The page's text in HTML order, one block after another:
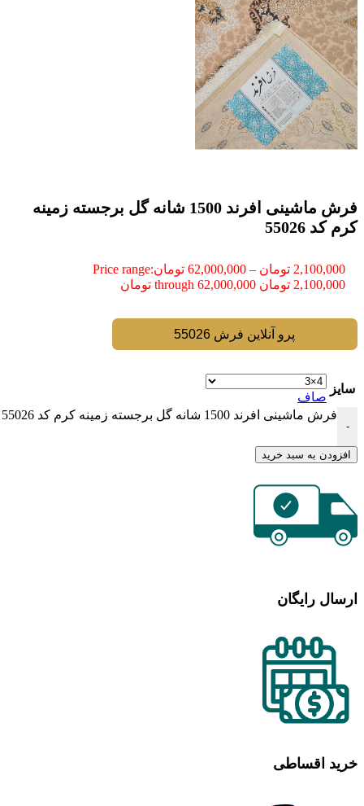
فرش ماشینی افرند 1500 شانه گل برجسته زمینه
کرم کد 55026
2,100,000 تومان –
62,000,000 تومانPrice range:
2,100,000 تومان through 62,000,000 تومان
پرو آنلاین فرش 55026
سایز
صاف
-
فرش ماشینی افرند 1500 شانه گل برجسته زمینه کرم کد 55026 عدد
افزودن به سبد خرید
ارسال رایگان
خرید اقساطی